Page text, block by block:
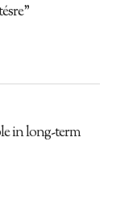
in long-term